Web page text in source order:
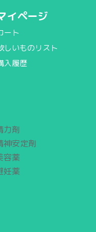
イページ
ート
しいものリスト
入履歴
力剤
神安定剤
容薬
妊薬